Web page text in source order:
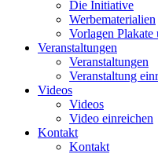
Die Initiative
Werbematerialien
Vorlagen Plakate
Veranstaltungen
Veranstaltungen
Veranstaltung
Videos
Videos
Video einreichen
Kontakt
Kontakt